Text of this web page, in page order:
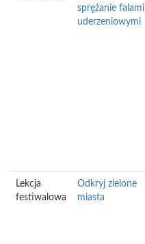
sprężanie falami
uderzeniowymi
Lekcja
festiwalowa
Odkryj zielone
miasta